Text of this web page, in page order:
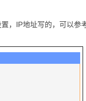
，IP地址写的，可以参